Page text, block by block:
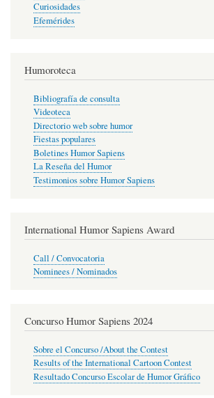
Curiosidades
Efemérides
Humoroteca
Bibliografía de consulta
Videoteca
Directorio web sobre humor
Fiestas populares
Boletines Humor Sapiens
La Reseña del Humor
Testimonios sobre Humor Sapiens
International Humor Sapiens Award
Call / Convocatoria
Nominees / Nominados
Concurso Humor Sapiens 2024
Sobre el Concurso /About the Contest
Results of the International Cartoon Contest
Resultado Concurso Escolar de Humor Gráfico